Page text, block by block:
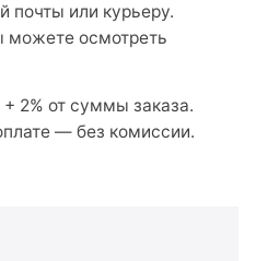
почты или курьеру.
можете осмотреть
+ 2% от суммы заказа.
— без комиссии.